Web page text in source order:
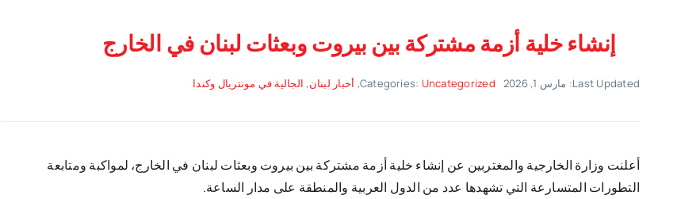
إنشاء خلية أزمة مشتركة بين بيروت وبعثات لبنان في الخارج
Last Updated: مارس 1, 2026 Categories: Uncategorized
, أخبار لبنان, الجالية في مونتريال وكندا
أعلنت وزارة الخارجية والمغتربين عن إنشاء خلية أزمة مشتركة بين بيروت وبعثات لبنان في الخارج، لمواكبة ومتابعة
التطورات المتسارعة التي تشهدها عدد من الدول العربية والمنطقة على مدار الساعة.